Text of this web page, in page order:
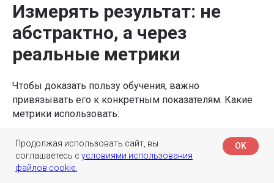
Измерять результат: не
абстрактно, а через
реальные метрики
Чтобы доказать пользу обучения, важно
привязывать его к конкретным показателям. Какие
метрики использовать:
Скорость адаптации новых сотрудников —
сравните, сколько времени новичку требуется
на вхождение в роль с ИИ-инструментами и без
Продолжая использовать сайт, вы
соглашаетесь с условиями использования
файлов cookie.
OK